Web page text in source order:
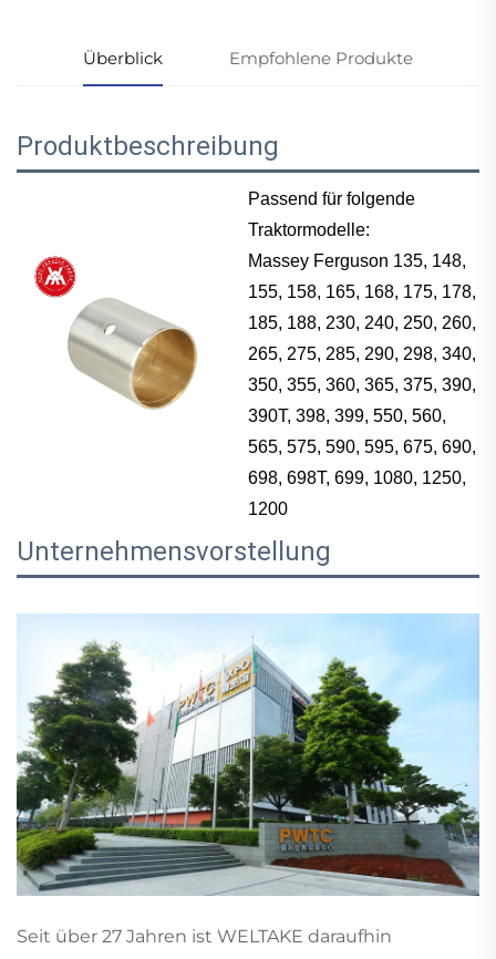
Überblick Empfohlene Produkte
Produktbeschreibung
Passend für folgende
Traktormodelle:
Massey Ferguson 135, 148,
155, 158, 165, 168, 175, 178,
185, 188, 230, 240, 250, 260,
265, 275, 285, 290, 298, 340,
350, 355, 360, 365, 375, 390,
390T, 398, 399, 550, 560,
565, 575, 590, 595, 675, 690,
698, 698T, 699, 1080, 1250,
1200
Unternehmensvorstellung
Seit über 27 Jahren ist WELTAKE daraufhin